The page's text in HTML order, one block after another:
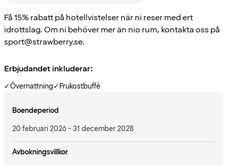
Få 15% rabatt på hotellvistelser när ni reser med ert
idrottslag. Om ni behöver mer än nio rum, kontakta oss på
sport@strawberry.se.
Erbjudandet inkluderar:
✓Övernattning✓Frukostbuffé
Boendeperiod
20 februari 2026 - 31 december 2028
Avbokningsvillkor